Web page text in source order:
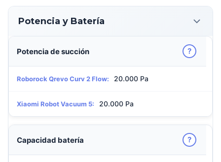
Potencia y Batería
Potencia de succión ?
Roborock Qrevo Curv 2 Flow: 20.000 Pa
Xiaomi Robot Vacuum 5: 20.000 Pa
Capacidad batería ?